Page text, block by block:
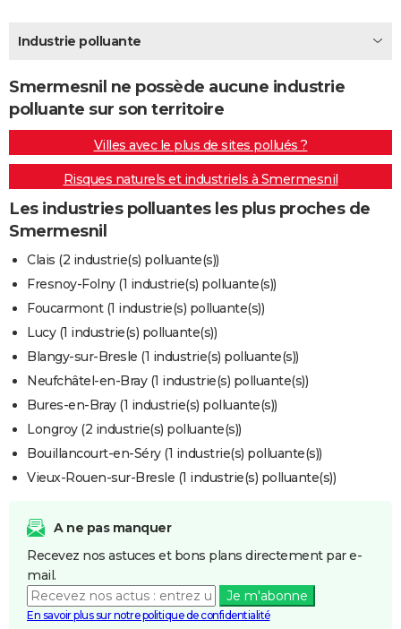
BONS PLANS
CARTE DE VOEUX
Carte de Noël
Carte Bonne année
Carte Saint-Valentin
Carte Pâques
Carte d'anniversaire
DICTIONNAIRE
Dictionnaire
Biographies
Citations
Expressions
Proverbes
PROGRAMME TV
COPAINS D'AVANT
S'inscrire
Se connecter
Primaires
Universités
Entreprises
Service militaire
Avis de recherche
AVIS DE DÉCÈS
FORUM
Bricolage
Lifestyle
Culture
Television
Voyage
Industrie polluante
Smermesnil ne possède aucune industrie
polluante sur son territoire
Villes avec le plus de sites pollués ?
Risques naturels et industriels à Smermesnil
Les industries polluantes les plus proches de
Smermesnil
Clais (2 industrie(s) polluante(s))
Fresnoy-Folny (1 industrie(s) polluante(s))
Foucarmont (1 industrie(s) polluante(s))
Lucy (1 industrie(s) polluante(s))
Blangy-sur-Bresle (1 industrie(s) polluante(s))
Neufchâtel-en-Bray (1 industrie(s) polluante(s))
Bures-en-Bray (1 industrie(s) polluante(s))
Longroy (2 industrie(s) polluante(s))
Bouillancourt-en-Séry (1 industrie(s) polluante(s))
Vieux-Rouen-sur-Bresle (1 industrie(s) polluante(s))
A ne pas manquer
Recevez nos astuces et bons plans directement par e-
mail.
Je m'abonne
En savoir plus sur notre politique de confidentialité